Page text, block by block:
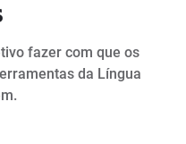
fazer com que os
da Língua